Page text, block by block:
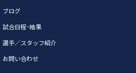
ブログ
試合日程･結果
選手／スタッフ紹介
お問い合わせ